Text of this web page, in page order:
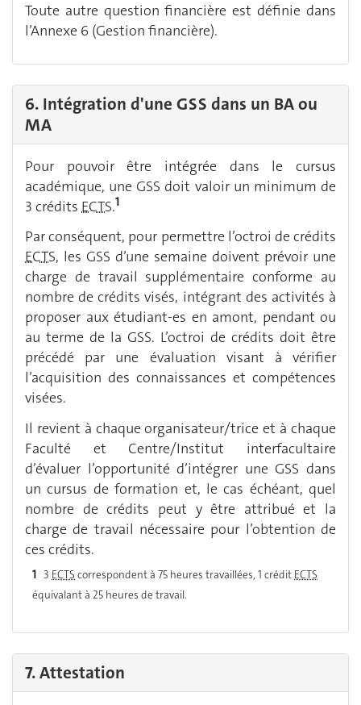
Toute autre question financière est définie dans
l’Annexe 6 (Gestion financière).
6. Intégration d'une GSS dans un BA ou
MA
Pour pouvoir être intégrée dans le cursus
académique, une GSS doit valoir un minimum de
3 crédits ECTS.1
Par conséquent, pour permettre l’octroi de crédits
ECTS, les GSS d’une semaine doivent prévoir une
charge de travail supplémentaire conforme au
nombre de crédits visés, intégrant des activités à
proposer aux étudiant-es en amont, pendant ou
au terme de la GSS. L’octroi de crédits doit être
précédé par une évaluation visant à vérifier
l’acquisition des connaissances et compétences
visées.
Il revient à chaque organisateur/trice et à chaque
Faculté et Centre/Institut interfacultaire
d’évaluer l’opportunité d’intégrer une GSS dans
un cursus de formation et, le cas échéant, quel
nombre de crédits peut y être attribué et la
charge de travail nécessaire pour l’obtention de
ces crédits.
1 3 ECTS correspondent à 75 heures travaillées, 1 crédit ECTS
équivalant à 25 heures de travail.
7. Attestation